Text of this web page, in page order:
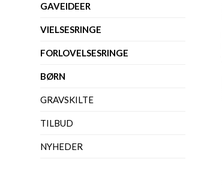
GAVEIDEER
VIELSESRINGE
FORLOVELSESRINGE
BØRN
GRAVSKILTE
TILBUD
NYHEDER